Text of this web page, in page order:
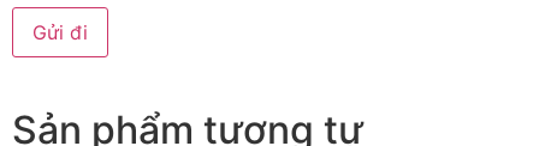
Sản phẩm tương tự